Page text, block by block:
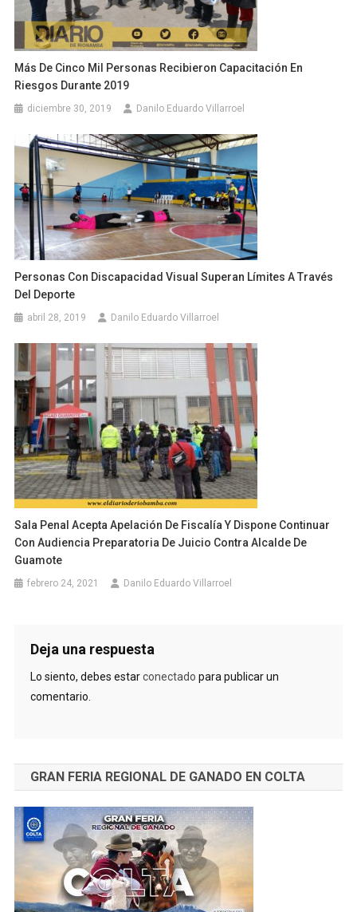
Más De Cinco Mil Personas Recibieron Capacitación En
Riesgos Durante 2019
diciembre 30, 2019 Danilo Eduardo Villarroel
Personas Con Discapacidad Visual Superan Límites A Través
Del Deporte
abril 28, 2019 Danilo Eduardo Villarroel
Sala Penal Acepta Apelación De Fiscalía Y Dispone Continuar
Con Audiencia Preparatoria De Juicio Contra Alcalde De
Guamote
febrero 24, 2021 Danilo Eduardo Villarroel
Deja una respuesta
Lo siento, debes estarconectado para publicar un
comentario.
GRAN FERIA REGIONAL DE GANADO EN COLTA